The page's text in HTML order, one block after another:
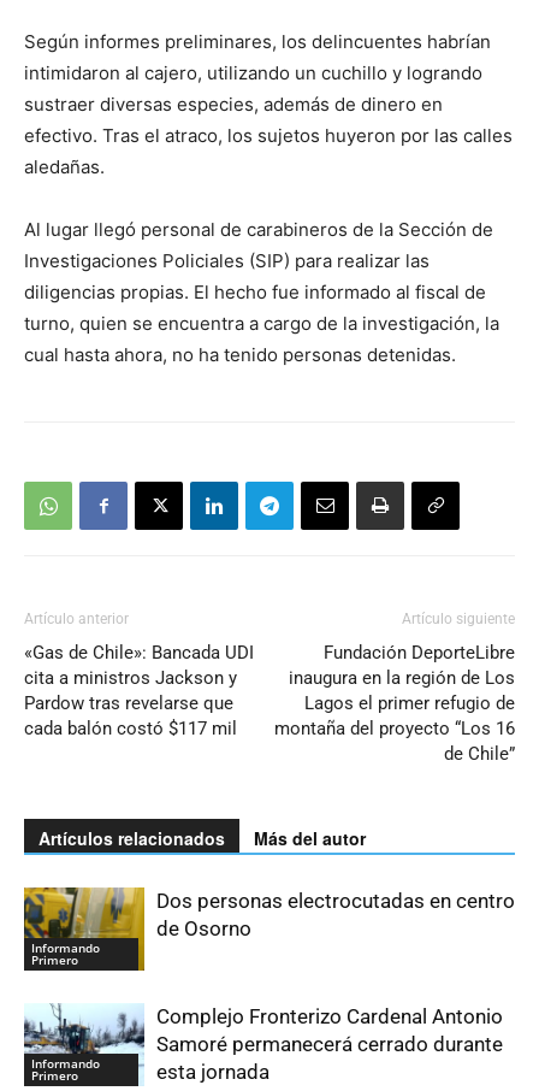
Según informes preliminares, los delincuentes habrían
intimidaron al cajero, utilizando un cuchillo y logrando
sustraer diversas especies, además de dinero en
efectivo. Tras el atraco, los sujetos huyeron por las calles
aledañas.
Al lugar llegó personal de carabineros de la Sección de
Investigaciones Policiales (SIP) para realizar las
diligencias propias. El hecho fue informado al fiscal de
turno, quien se encuentra a cargo de la investigación, la
cual hasta ahora, no ha tenido personas detenidas.
Artículo anterior
«Gas de Chile»: Bancada UDI
cita a ministros Jackson y
Pardow tras revelarse que
cada balón costó $117 mil
Artículo siguiente
Fundación DeporteLibre
inaugura en la región de Los
Lagos el primer refugio de
montaña del proyecto “Los 16
de Chile”
Artículos relacionados Más del autor
Informando
Primero
Dos personas electrocutadas en centro
de Osorno
Informando
Primero
Complejo Fronterizo Cardenal Antonio
Samoré permanecerá cerrado durante
esta jornada